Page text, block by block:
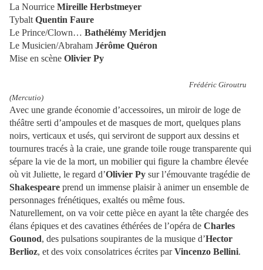
La Nourrice Mireille Herbstmeyer
Tybalt Quentin Faure
Le Prince/Clown… Bathélémy Meridjen
Le Musicien/Abraham Jérôme Quéron
Mise en scène Olivier Py
Frédéric Giroutru
(Mercutio)
Avec une grande économie d’accessoires, un miroir de loge de
théâtre serti d’ampoules et de masques de mort, quelques plans
noirs, verticaux et usés, qui serviront de support aux dessins et
tournures tracés à la craie, une grande toile rouge transparente qui
sépare la vie de la mort, un mobilier qui figure la chambre élevée
où vit Juliette, le regard d’Olivier Py sur l’émouvante tragédie de
Shakespeare prend un immense plaisir à animer un ensemble de
personnages frénétiques, exaltés ou même fous.
Naturellement, on va voir cette pièce en ayant la tête chargée des
élans épiques et des cavatines éthérées de l’opéra de Charles
Gounod, des pulsations soupirantes de la musique d’Hector
Berlioz, et des voix consolatrices écrites parVincenzo Bellini.